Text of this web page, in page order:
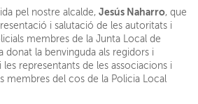
pel nostre alcalde,Jesús Naharro, que
i salutació de les autoritats i
membres de la Junta Local de
donat la benvinguda als regidors i
les representants de les associacions i
membres del cos de la Policia Local